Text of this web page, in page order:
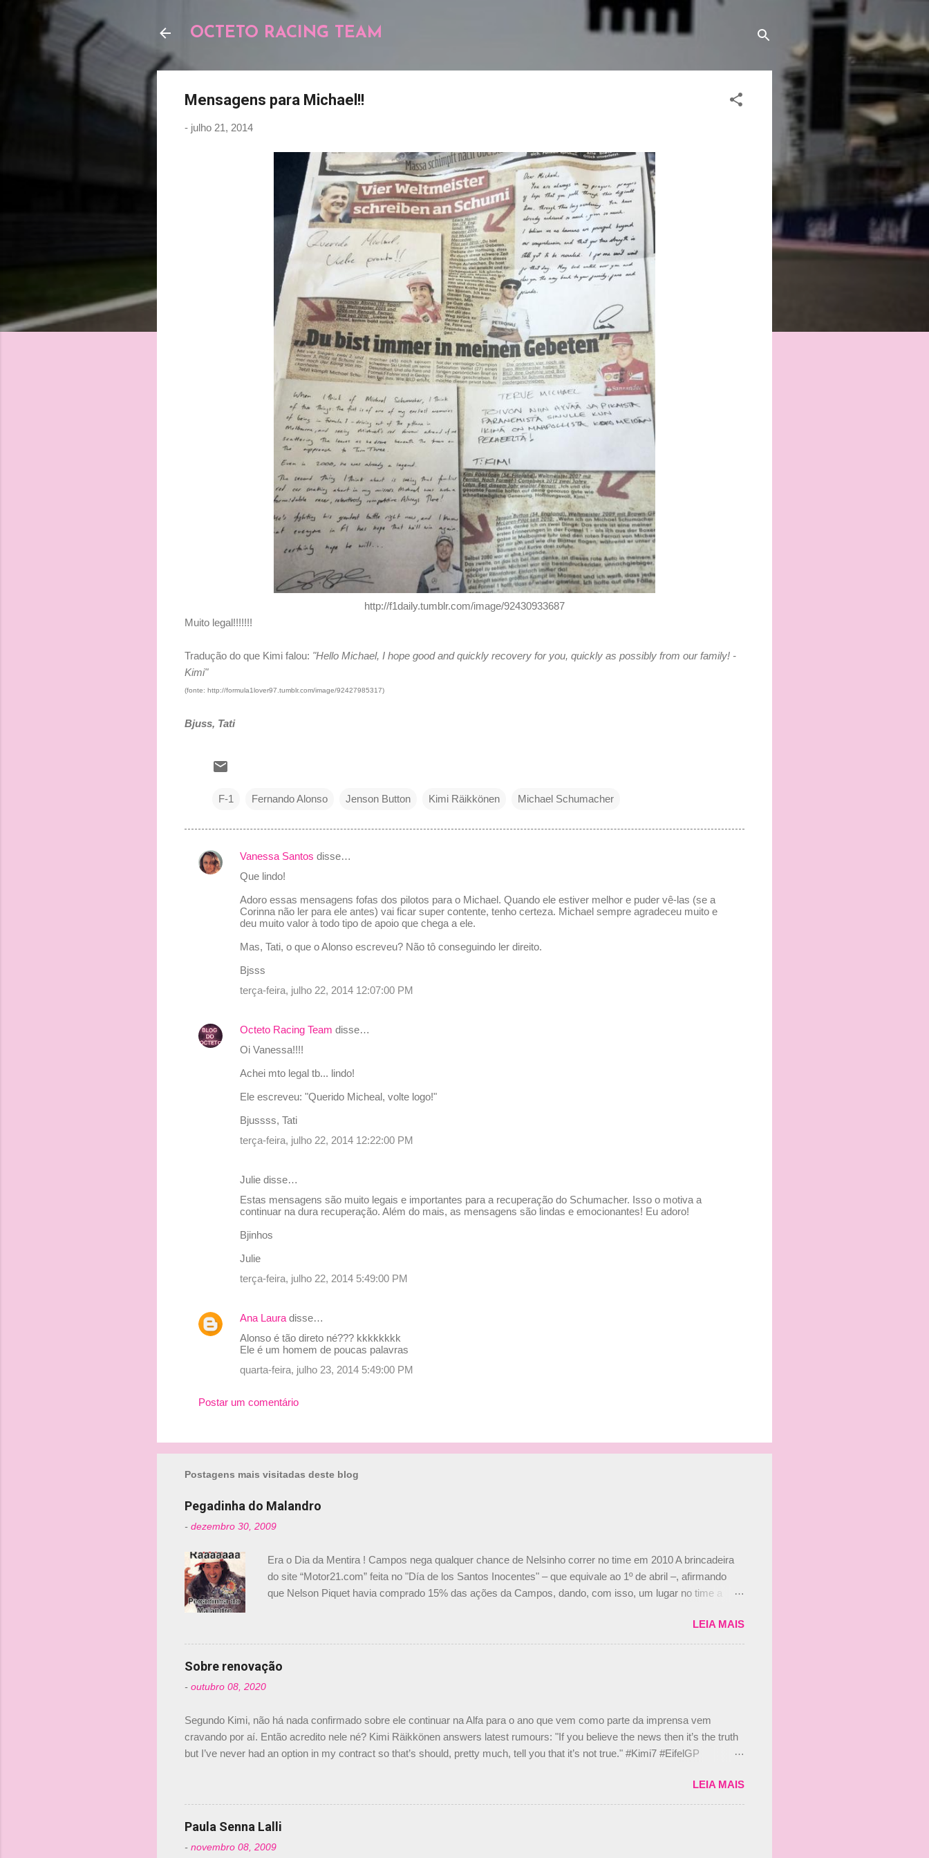
OCTETO RACING TEAM
Mensagens para Michael!!
- julho 21, 2014
http://f1daily.tumblr.com/image/92430933687
Muito legal!!!!!!!
Tradução do que Kimi falou: "Hello Michael, I hope good and quickly recovery for you, quickly as possibly from our family! -
Kimi"
(fonte: http://formula1lover97.tumblr.com/image/92427985317)
Bjuss, Tati
F-1 Fernando Alonso Jenson Button Kimi Räikkönen Michael Schumacher
C
o
Vanessa Santos disse…
Que lindo!
Adoro essas mensagens fofas dos pilotos para o Michael. Quando ele estiver melhor e puder vê-las (se a
Corinna não ler para ele antes) vai ficar super contente, tenho certeza. Michael sempre agradeceu muito e
deu muito valor à todo tipo de apoio que chega a ele.
Mas, Tati, o que o Alonso escreveu? Não tô conseguindo ler direito.
Bjsss
terça-feira, julho 22, 2014 12:07:00 PM
Octeto Racing Team disse…
Oi Vanessa!!!!
Achei mto legal tb... lindo!
Ele escreveu: "Querido Micheal, volte logo!"
Bjussss, Tati
terça-feira, julho 22, 2014 12:22:00 PM
Julie disse…
Estas mensagens são muito legais e importantes para a recuperação do Schumacher. Isso o motiva a
continuar na dura recuperação. Além do mais, as mensagens são lindas e emocionantes! Eu adoro!
Bjinhos
Julie
terça-feira, julho 22, 2014 5:49:00 PM
Ana Laura disse…
Alonso é tão direto né??? kkkkkkkk
Ele é um homem de poucas palavras
quarta-feira, julho 23, 2014 5:49:00 PM
Postar um comentário
Postagens mais visitadas deste blog
Pegadinha do Malandro
- dezembro 30, 2009
Era o Dia da Mentira ! Campos nega qualquer chance de Nelsinho correr no time em 2010 A brincadeira
do site “Motor21.com” feita no "Día de los Santos Inocentes" – que equivale ao 1º de abril –, afirmando
que Nelson Piquet havia comprado 15% das ações da Campos, dando, com isso, um lugar no time a
dirigente foi taxativo ao declarar que o brasileiro não será o companheiro de Bruno Senna em 2010. "Na
verdade, nós recebemos uma oferta de Piquet", admitiu Audetto. “Mas depois de ter assinado com Bruno
Senna, não podemos ter dois brasileiros”, explicou, dizendo ainda que não tem nada contra o filho do
LEIA MAIS
Sobre renovação
- outubro 08, 2020
Segundo Kimi, não há nada confirmado sobre ele continuar na Alfa para o ano que vem como parte da imprensa vem
cravando por aí. Então acredito nele né? Kimi Räikkönen answers latest rumours: "If you believe the news then it’s the truth
but I’ve never had an option in my contract so that’s should, pretty much, tell you that it’s not true." #Kimi7 #EifelGP
falando sobre o fato do Iceman estar há tantos anos na F1. What is it like to have Kimi as a team mate? 🙌 Over to you,
@RGrosjean ! #EifelGP 🇩🇪 #F1 pic.twitter.com/GSAu1LWnwW — Formula 1 (@F1) October 8, 2020 Beijinhos, Ludy
LEIA MAIS
Paula Senna Lalli
- novembro 08, 2009